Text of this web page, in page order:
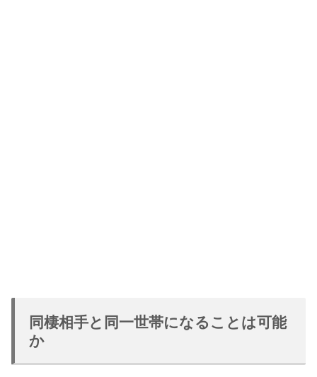
同棲相手と同一世帯になることは可能
か